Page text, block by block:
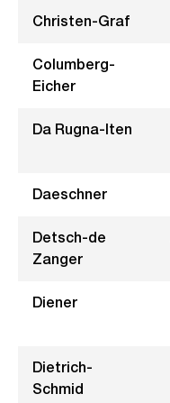
Christen-Graf
Columberg-
Eicher
Da Rugna-Iten
Daeschner
Detsch-de
Zanger
Diener
Dietrich-
Schmid